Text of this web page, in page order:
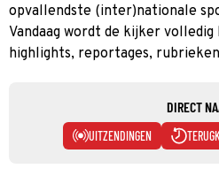
opvallendste (inter)nationale
Vandaag wordt de kijker volledig
highlights, reportages,
DIRECT
UITZENDINGEN